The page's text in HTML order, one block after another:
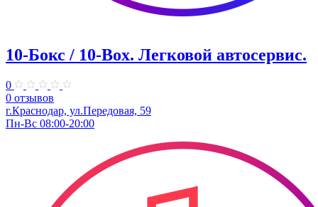
10-Бокс / 10-Box. ​Легковой автосервис.
0
0 отзывов
г.Краснодар, ул.Передовая, 59
Пн-Вс 08:00-20:00